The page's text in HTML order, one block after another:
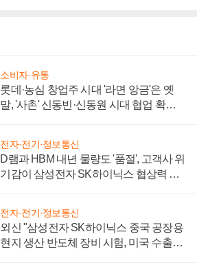
소비자·유통
롯데·농심 창업주 시대 '라면 앙금'은 옛
말, '사촌' 신동빈·신동원 시대 협업 확대
전자·전기·정보통신
D램과 HBM 내년 물량도 '품절', 고객사 위
기감이 삼성전자 SK하이닉스 협상력 더
전자·전기·정보통신
외신 "삼성전자 SK하이닉스 중국 공장용
현지 생산 반도체 장비 시험, 미국 수출통